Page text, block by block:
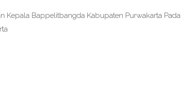
Kepala Bappelitbangda Kabupaten Purwakarta